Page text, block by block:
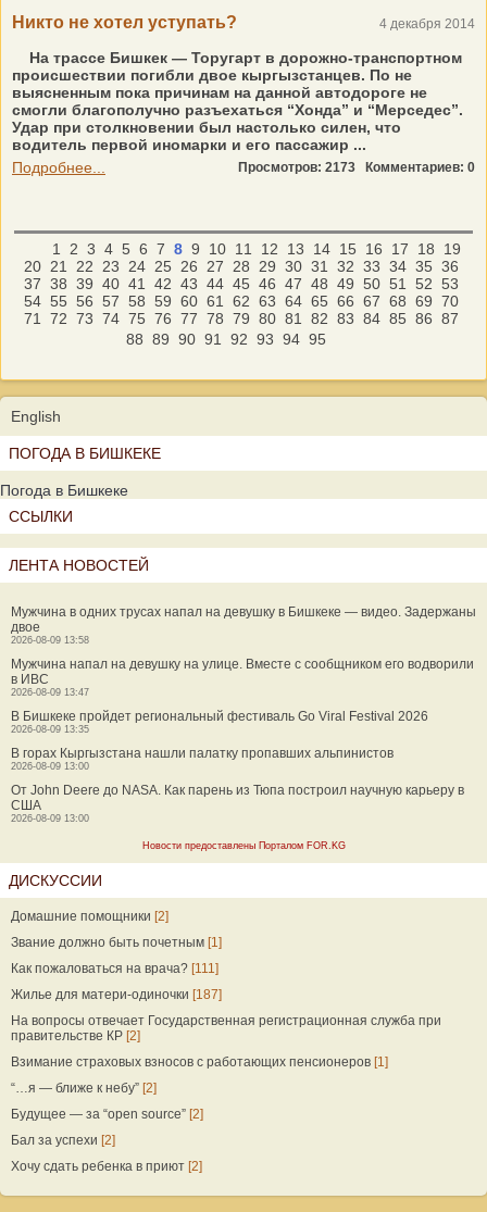
Никто не хотел уступать? 4 декабря 2014
На трассе Бишкек — Торугарт в дорожно-транспортном
происшествии погибли двое кыргызстанцев. По не
выясненным пока причинам на данной автодороге не
смогли благополучно разъехаться “Хонда” и “Мерседес”.
Удар при столкновении был настолько силен, что
водитель первой иномарки и его пассажир ...
Подробнее...
Просмотров: 2173 Комментариев: 0
1 2 3 4 5 6 7 8 9 10 11 12 13 14 15 16 17 18
19
20 21 22 23 24 25 26 27 28 29 30 31 32 33 34 35 36
37 38 39 40 41 42 43 44 45 46 47 48 49 50 51 52 53
54 55 56 57 58 59 60 61 62 63 64 65 66 67 68 69 70
71
72 73 74 75 76 77 78 79 80 81 82 83 84 85 86 87
88 89 90 91 92 93 94 95
English
ПОГОДА В БИШКЕКЕ
Погода в Бишкеке
ССЫЛКИ
ЛЕНТА НОВОСТЕЙ
Мужчина в одних трусах напал на девушку в Бишкеке — видео. Задержаны
двое
2026-08-09 13:58
Мужчина напал на девушку на улице. Вместе с сообщником его водворили
в ИВС
2026-08-09 13:47
В Бишкеке пройдет региональный фестиваль Go Viral Festival 2026
2026-08-09 13:35
В горах Кыргызстана нашли палатку пропавших альпинистов
2026-08-09 13:00
От John Deere до NASA. Как парень из Тюпа построил научную карьеру в
США
2026-08-09 13:00
Новости предоставлены Порталом FOR.KG
ДИСКУССИИ
Домашние помощники [2]
Звание должно быть почетным [1]
Как пожаловаться на врача? [111]
Жилье для матери-одиночки [187]
На вопросы отвечает Государственная регистрационная служба при
правительстве КР [2]
Взимание страховых взносов с работающих пенсионеров [1]
“…я — ближе к небу” [2]
Будущее — за “open source” [2]
Бал за успехи [2]
Хочу сдать ребенка в приют [2]